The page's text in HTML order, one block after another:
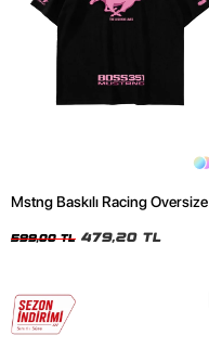
Mstng Baskılı Racing Oversize
599,00 TL 479,20 TL